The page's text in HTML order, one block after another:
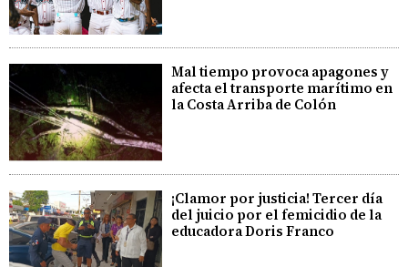
Mal tiempo provoca apagones y
afecta el transporte marítimo en
la Costa Arriba de Colón
¡Clamor por justicia! Tercer día
del juicio por el femicidio de la
educadora Doris Franco